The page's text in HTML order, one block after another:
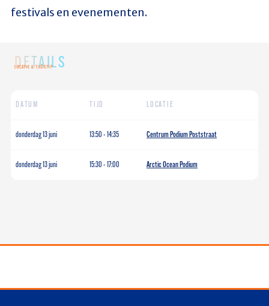
festivals en evenementen.
DETAILS
LOCATIE & TIJDSTIP
DATUM TIJD LOCATIE
donderdag 13 juni 13:50 - 14:35 Centrum Podium Poststraat
donderdag 13 juni 15:30 - 17:00 Arctic Ocean Podium